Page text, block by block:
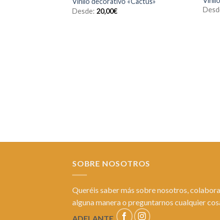
Desde: 20,00€
SOBRE NOSOTROS
Queréis saber más sobre nosotros,
alguna manera o preguntarnos cualquier